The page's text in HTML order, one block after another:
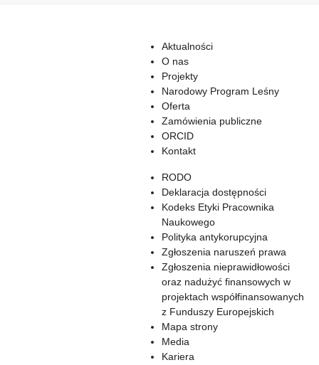
Aktualności
O nas
Projekty
Narodowy Program Leśny
Oferta
Zamówienia publiczne
ORCID
Kontakt
RODO
Deklaracja dostępności
Kodeks Etyki Pracownika
Naukowego
Polityka antykorupcyjna
Zgłoszenia naruszeń prawa
Zgłoszenia nieprawidłowości
oraz nadużyć finansowych w
projektach współfinansowanych
z Funduszy Europejskich
Mapa strony
Media
Kariera